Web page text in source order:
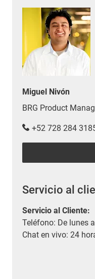
Miguel Nivón
BRG Product
+52 728 284
Servicio al
Servicio al Cliente:
Teléfono: De lunes
Chat en vivo: 24